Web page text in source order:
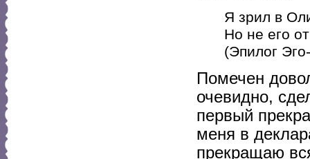
Я зрил в
Но не его
(Эпилог
Помечен
очевидно,
первый
меня в
прекращаю